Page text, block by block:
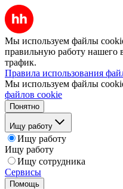
Мы используем файлы
правильную работу нашего
трафик.
Правила использования
Мы используем файлы
файлов cookie
Понятно
Ищу работу
Ищу работу
Ищу работу
Ищу сотрудника
Сервисы
Помощь